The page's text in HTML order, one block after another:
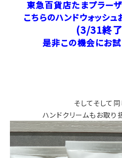
東急百貨店たまプラー
こちらのハンドウォッシ
(3/31終
是非この機会にお
そしてそして
ハンドクリームもお取り